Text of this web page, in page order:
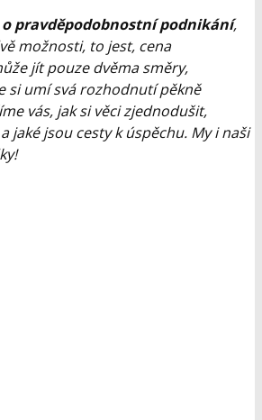
o pravděpodobnostní podnikání,
možnosti, to jest, cena
jít pouze dvěma směry,
si umí svá rozhodnutí pěkně
vás, jak si věci zjednodušit,
jaké jsou cesty k úspěchu. My i naši